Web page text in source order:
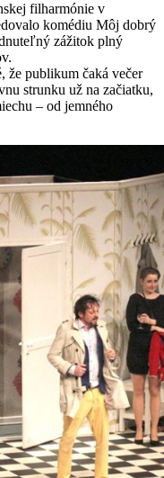
filharmónie v
komédiu Môj dobrý
zážitok plný
že publikum čaká večer
strunku už na začiatku,
– od jemného